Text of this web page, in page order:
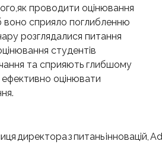
проводити оцінювання
воно сприяло поглибленню
розглядалися питання
студентів
та сприяють глибшому
оцінювати
директора з питань інновацій,